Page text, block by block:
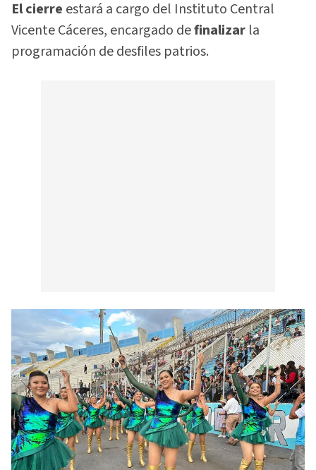
El cierre estará a cargo del Instituto Central
Vicente Cáceres, encargado definalizar la
programación de desfiles patrios.